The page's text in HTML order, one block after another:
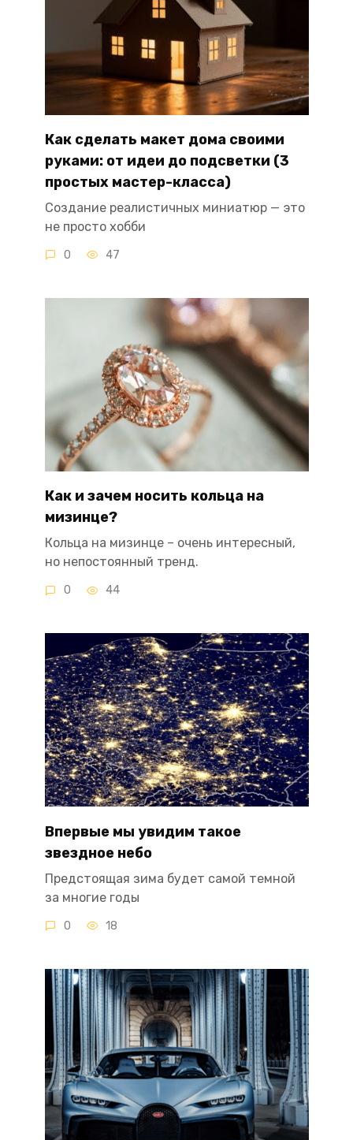
Как сделать макет дома своими
руками: от идеи до подсветки (3
простых мастер-класса)
Создание реалистичных миниатюр — это
не просто хобби
0 47
Как и зачем носить кольца на
мизинце?
Кольца на мизинце – очень интересный,
но непостоянный тренд.
0 44
Впервые мы увидим такое
звездное небо
Предстоящая зима будет самой темной
за многие годы
0 18